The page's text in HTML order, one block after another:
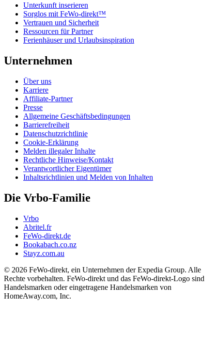
Unterkunft inserieren
Sorglos mit FeWo-direkt™
Vertrauen und Sicherheit
Ressourcen für Partner
Ferienhäuser und Urlaubsinspiration
Unternehmen
Über uns
Karriere
Affiliate-Partner
Presse
Allgemeine Geschäftsbedingungen
Barrierefreiheit
Datenschutzrichtlinie
Cookie-Erklärung
Melden illegaler Inhalte
Rechtliche Hinweise/Kontakt
Verantwortlicher Eigentümer
Inhaltsrichtlinien und Melden von Inhalten
Die Vrbo-Familie
Vrbo
Abritel.fr
FeWo-direkt.de
Bookabach.co.nz
Stayz.com.au
© 2026 FeWo-direkt, ein Unternehmen der Expedia Group. Alle
Rechte vorbehalten. FeWo-direkt und das FeWo-direkt-Logo sind
Handelsmarken oder eingetragene Handelsmarken von
HomeAway.com, Inc.